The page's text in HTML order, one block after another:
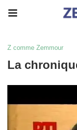
Z comme Zemmour
La